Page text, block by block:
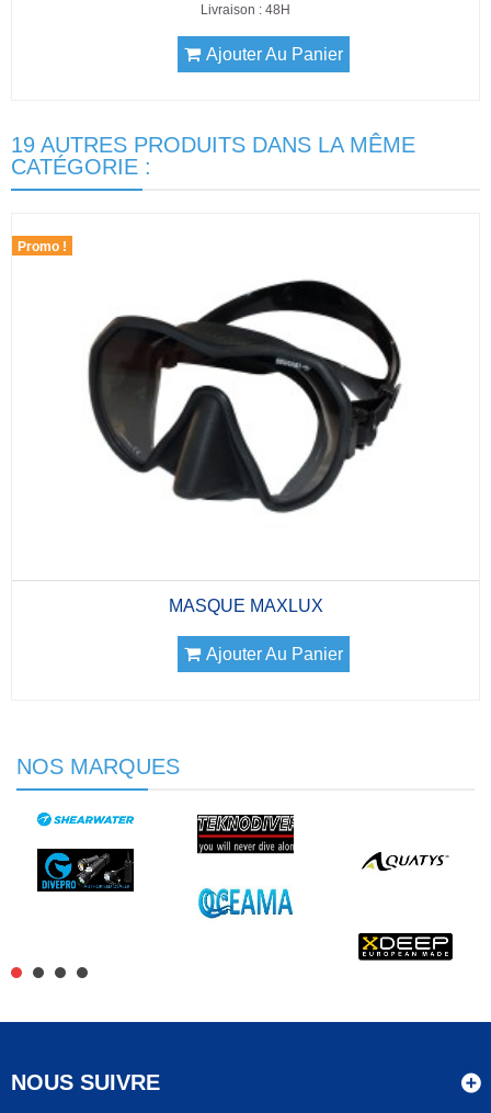
Livraison : 48H
Ajouter Au Panier
19 AUTRES PRODUITS DANS LA MÊME
CATÉGORIE :
Promo !
MASQUE MAXLUX
Ajouter Au Panier
NOS MARQUES
NOUS SUIVRE